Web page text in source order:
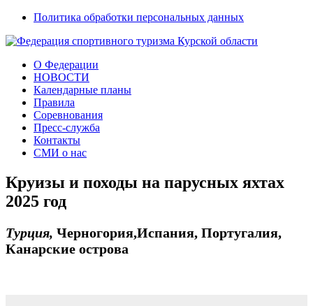
Политика обработки персональных данных
О Федерации
НОВОСТИ
Календарные планы
Правила
Соревнования
Пресс-служба
Контакты
СМИ о нас
Круизы и походы на парусных яхтах
2025 год
Турция, Черногория,Испания, Португалия,
Канарские острова